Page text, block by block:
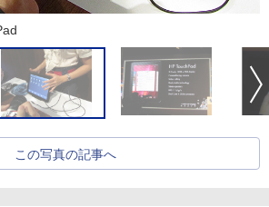
この写真の記事へ